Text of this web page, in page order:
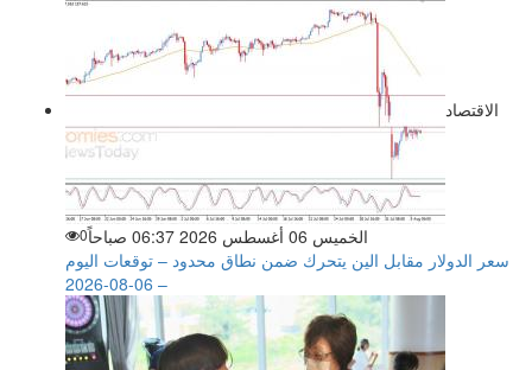
الاقتصاد
الخميس 06 أغسطس 2026 06:37 صباحاً 0
سعر الدولار مقابل الين يتحرك ضمن نطاق محدود – توقعات اليوم
– 06-08-2026